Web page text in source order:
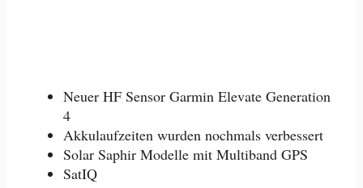
Neuer HF Sensor Garmin Elevate Generation
4
Akkulaufzeiten wurden nochmals verbessert
Solar Saphir Modelle mit Multiband GPS
SatIQ